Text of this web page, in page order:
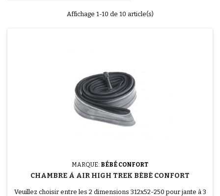
Affichage 1-10 de 10 article(s)
MARQUE: BÉBÉ CONFORT
CHAMBRE À AIR HIGH TREK BÉBÉ CONFORT
Veuillez choisir entre les 2 dimensions 312x52-250 pour jante à 3